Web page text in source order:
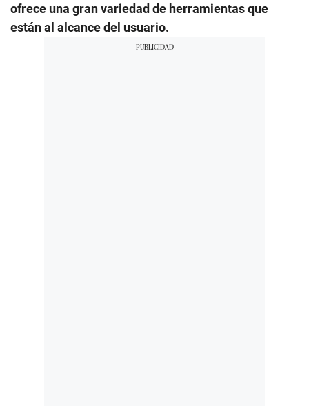
ofrece una gran variedad de herramientas que
están al alcance del usuario.